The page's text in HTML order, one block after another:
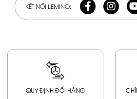
KẾT NỐI LEMINO:
QUY ĐỊNH ĐỔI HÀNG